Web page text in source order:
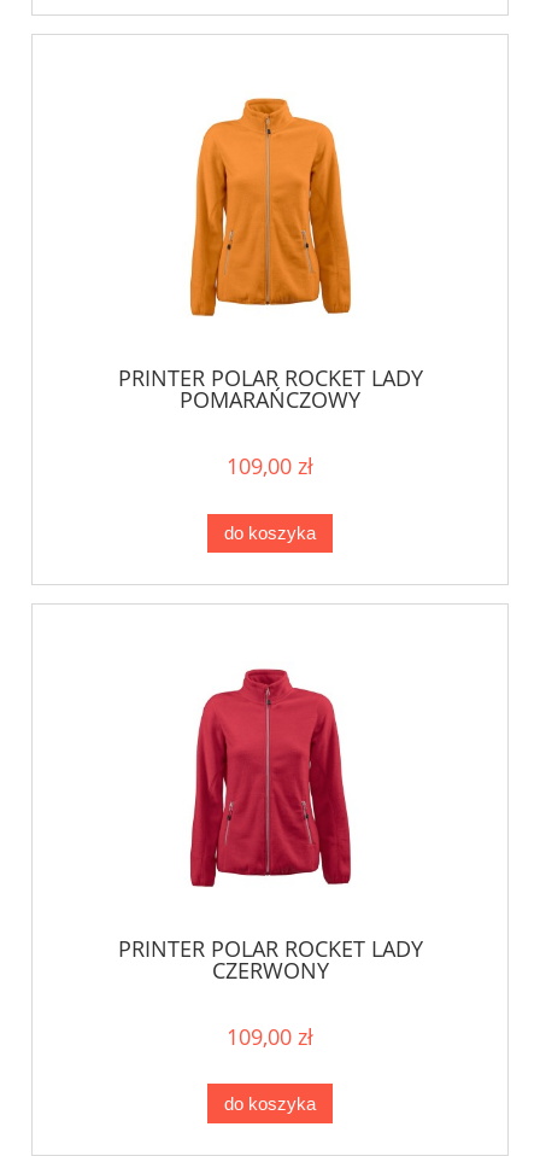
PRINTER POLAR ROCKET LADY
POMARAŃCZOWY
109,00 zł
do koszyka
PRINTER POLAR ROCKET LADY
CZERWONY
109,00 zł
do koszyka